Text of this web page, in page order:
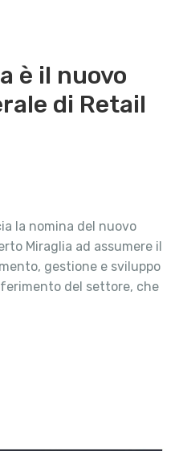
è il nuovo
di Retail
la nomina del nuovo
Miraglia ad assumere il
gestione e sviluppo
del settore, che